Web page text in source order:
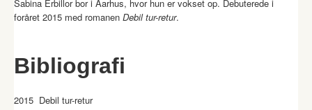
Sabina Erbillor bor i Aarhus, hvor hun er vokset op. Debuterede i
foråret 2015 med romanen Debil tur-retur.
Bibliografi
2015 Debil tur-retur